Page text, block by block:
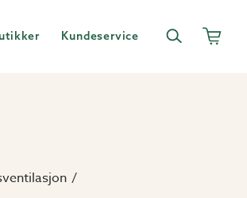
Kundeservice